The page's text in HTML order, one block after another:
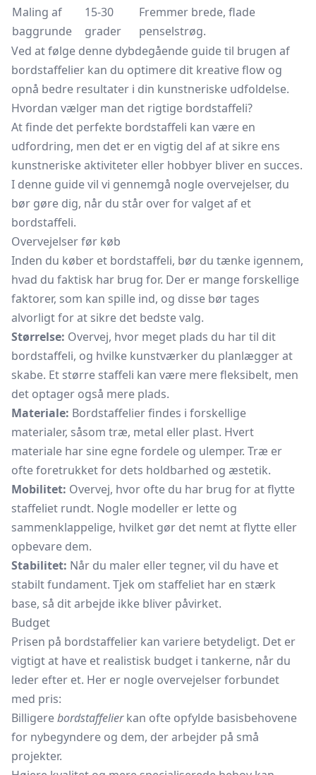
Maling af
baggrunde
15-30
grader
Fremmer brede, flade
penselstrøg.
Ved at følge denne dybdegående guide til brugen af
bordstaffelier kan du optimere dit kreative flow og
opnå bedre resultater i din kunstneriske udfoldelse.
Hvordan vælger man det rigtige bordstaffeli?
At finde det perfekte bordstaffeli kan være en
udfordring, men det er en vigtig del af at sikre ens
kunstneriske aktiviteter eller hobbyer bliver en succes.
I denne guide vil vi gennemgå nogle overvejelser, du
bør gøre dig, når du står over for valget af et
bordstaffeli.
Overvejelser før køb
Inden du køber et bordstaffeli, bør du tænke igennem,
hvad du faktisk har brug for. Der er mange forskellige
faktorer, som kan spille ind, og disse bør tages
alvorligt for at sikre det bedste valg.
Størrelse: Overvej, hvor meget plads du har til dit
bordstaffeli, og hvilke kunstværker du planlægger at
skabe. Et større staffeli kan være mere fleksibelt, men
det optager også mere plads.
Materiale: Bordstaffelier findes i forskellige
materialer, såsom træ, metal eller plast. Hvert
materiale har sine egne fordele og ulemper. Træ er
ofte foretrukket for dets holdbarhed og æstetik.
Mobilitet: Overvej, hvor ofte du har brug for at flytte
staffeliet rundt. Nogle modeller er lette og
sammenklappelige, hvilket gør det nemt at flytte eller
opbevare dem.
Stabilitet: Når du maler eller tegner, vil du have et
stabilt fundament. Tjek om staffeliet har en stærk
base, så dit arbejde ikke bliver påvirket.
Budget
Prisen på bordstaffelier kan variere betydeligt. Det er
vigtigt at have et realistisk budget i tankerne, når du
leder efter et. Her er nogle overvejelser forbundet
med pris:
Billigerebordstaffelierkan ofte opfylde basisbehovene
for nybegyndere og dem, der arbejder på små
projekter.